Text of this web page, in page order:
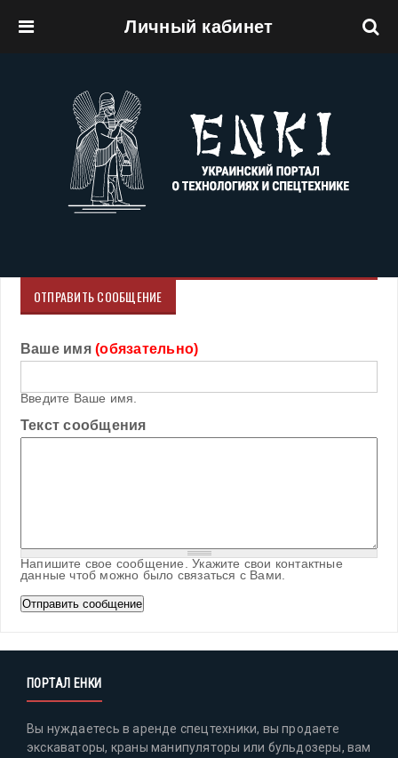
Личный кабинет
ОТПРАВИТЬ СООБЩЕНИЕ
Ваше имя(обязательно)
Введите Ваше имя.
Текст сообщения
Напишите свое сообщение. Укажите свои контактные
данные чтоб можно было связаться с Вами.
ПОРТАЛ ЕНКИ
Вы нуждаетесь в аренде спецтехники, вы продаете
экскаваторы, краны манипуляторы или бульдозеры, вам